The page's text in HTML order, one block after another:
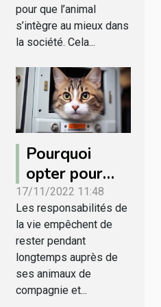
pour que l’animal
s’intègre au mieux dans
la société. Cela...
Pourquoi
opter pour
une chatière
électronique?
17/11/2022 11:48
Les responsabilités de
la vie empêchent de
rester pendant
longtemps auprès de
ses animaux de
compagnie et...